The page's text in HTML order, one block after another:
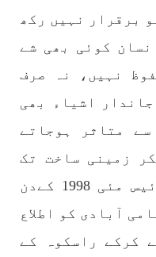
کی وجوہات ۔ سلیم
جالب بلوچ
اسے صحیح طریقے
یے ۔تجربہ تربیت
مضامین
برقرار نہیں رکھ
کوئی بھی شے
نہیں، نہ صرف
اشیاء بھی
متاثر ہوجاتے
زمینی ساخت تک
متاثر ہوجاتی ہے۔ اٹھائیس مئی 1998 کےدن
آبادی کو اطلاع
کرکے راسکوہ کے